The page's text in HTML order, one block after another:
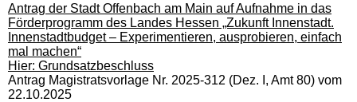
Antrag der Stadt Offenbach am Main auf Aufnahme in das
Förderprogramm des Landes Hessen „Zukunft Innenstadt.
Innenstadtbudget – Experimentieren, ausprobieren, einfach
mal machen“
Hier: Grundsatzbeschluss
Antrag Magistratsvorlage Nr. 2025-312 (Dez. I, Amt 80) vom
22.10.2025